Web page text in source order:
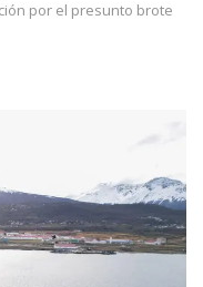
por el presunto brote